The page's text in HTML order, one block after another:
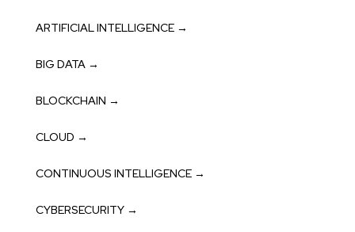
ARTIFICIAL INTELLIGENCE →
BIG DATA →
BLOCKCHAIN →
CLOUD →
CONTINUOUS INTELLIGENCE →
CYBERSECURITY →